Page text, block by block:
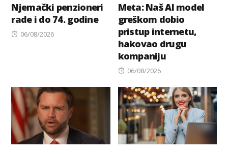
Njemački penzioneri
rade i do 74. godine
Posted
06/08/2026
Meta: Naš AI model
greškom dobio
pristup internetu,
hakovao drugu
kompaniju
Posted
06/08/2026